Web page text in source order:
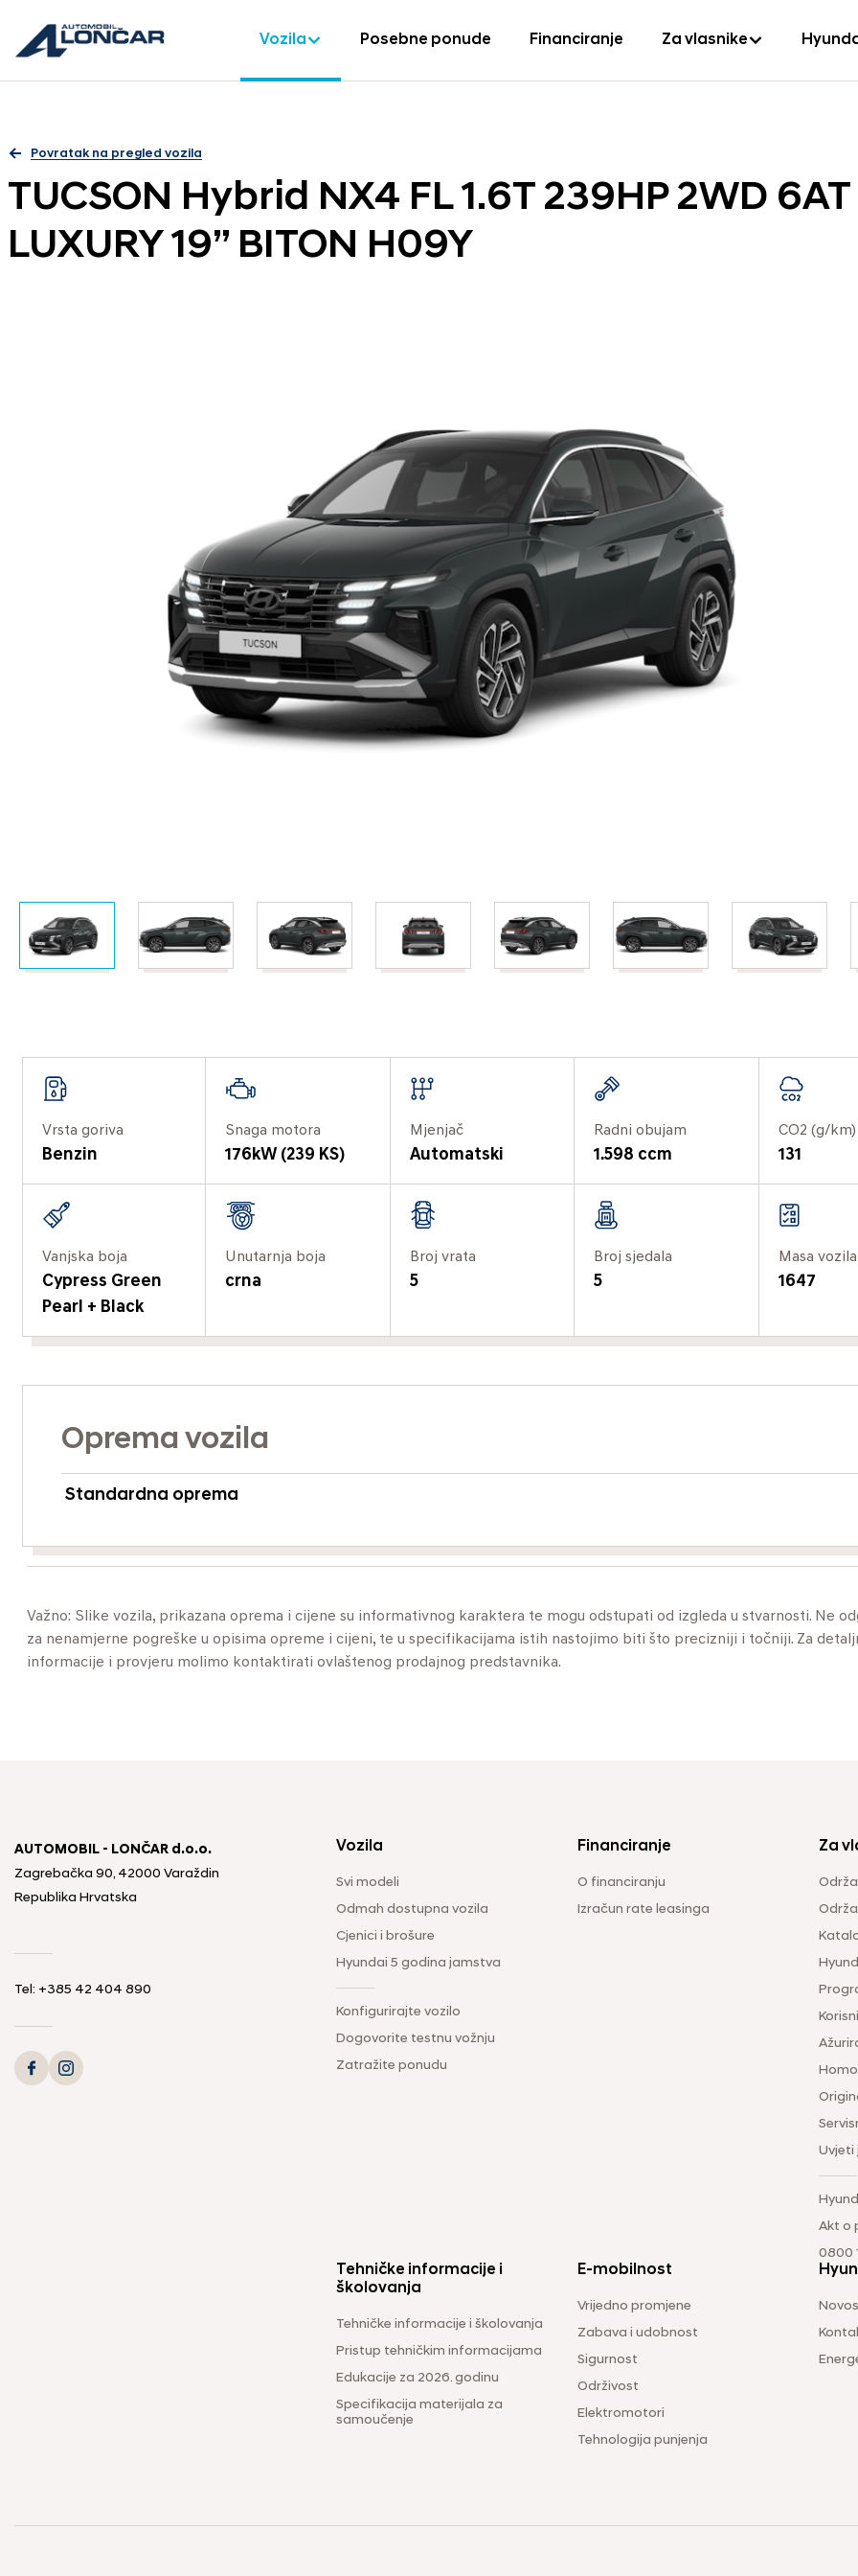
Vozila Posebne ponude Financiranje Za vlasnike
Povratak na pregled vozila
TUCSON Hybrid NX4 FL 1.6T 239HP 2WD 6AT
LUXURY 19” BITON H09Y
Vrsta goriva
Benzin
Snaga motora
176kW (239 KS)
Mjenjač
Automatski
Radni obujam
1.598 ccm
CO2 (g/km)
131
Vanjska boja
Cypress Green
Pearl + Black
Unutarnja boja
crna
Broj vrata
5
Broj sjedala
5
Masa
1647
Oprema vozila
Standardna oprema
Važno: Slike vozila, prikazana oprema i cijene su informativnog karaktera te mogu odstupati od izgleda u stvarnosti. Ne
za nenamjerne pogreške u opisima opreme i cijeni, te u specifikacijama istih nastojimo biti što precizniji i točniji. Za
informacije i provjeru molimo kontaktirati ovlaštenog prodajnog predstavnika.
AUTOMOBIL - LONČAR d.o.o.
Zagrebačka 90, 42000 Varaždin
Republika Hrvatska
Tel: +385 42 404 890
Vozila
Svi modeli
Odmah dostupna vozila
Cjenici i brošure
Hyundai 5 godina jamstva
Konfigurirajte vozilo
Dogovorite testnu vožnju
Zatražite ponudu
Financiranje
O financiranju
Izračun rate leasinga
Za
Uvjeti
Akt o
0800
Tehničke informacije i
školovanja
Tehničke informacije i školovanja
Pristup tehničkim informacijama
Edukacije za 2026. godinu
Specifikacija materijala za
samoučenje
E-mobilnost
Vrijedno promjene
Zabava i udobnost
Sigurnost
Održivost
Elektromotori
Tehnologija punjenja